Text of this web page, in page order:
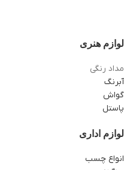
لوازم هنری
مداد رنگی
آبرنگ
گواش
پاستل
لوازم اداری
انواع چسب